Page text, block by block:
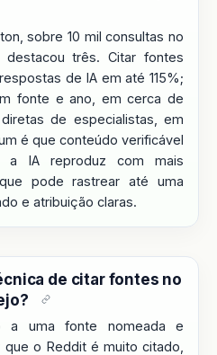
sobre 10 mil consultas no
destacou três. Citar fontes
de IA em até 115%;
fonte e ano, em cerca de
de especialistas, em
é que conteúdo verificável
a IA reproduz com mais
pode rastrear até uma
e atribuição claras.
de citar fontes no
a uma fonte nomeada e
o Reddit é muito citado,